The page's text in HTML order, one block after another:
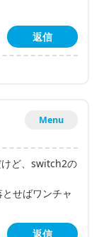
返信
Menu
ど、switch2の
せばワンチャ
返信